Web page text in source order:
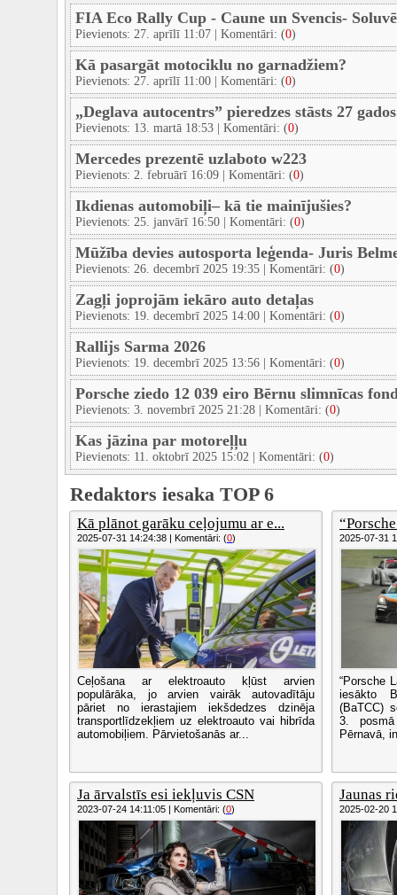
FIA Eco Rally Cup - Caune un Svencis-
Pievienots: 27. aprīlī 11:07 | Komentāri: (0)
Kā pasargāt motociklu no garnadžiem?
Pievienots: 27. aprīlī 11:00 | Komentāri: (0)
„Deglava autocentrs” pieredzes stāsts 27
Pievienots: 13. martā 18:53 | Komentāri: (0)
Mercedes prezentē uzlaboto w223
Pievienots: 2. februārī 16:09 | Komentāri: (0)
Ikdienas automobiļi– kā tie mainījušies?
Pievienots: 25. janvārī 16:50 | Komentāri: (0)
Mūžība devies autosporta leģenda- Juris
Pievienots: 26. decembrī 2025 19:35 | Komentāri: (0)
Zagļi joprojām iekāro auto detaļas
Pievienots: 19. decembrī 2025 14:00 | Komentāri: (0)
Rallijs Sarma 2026
Pievienots: 19. decembrī 2025 13:56 | Komentāri: (0)
Porsche ziedo 12 039 eiro Bērnu slimnīcas
Pievienots: 3. novembrī 2025 21:28 | Komentāri: (0)
Kas jāzina par motoreļļu
Pievienots: 11. oktobrī 2025 15:02 | Komentāri: (0)
Redaktors iesaka TOP 6
Kā plānot garāku ceļojumu ar e...
2025-07-31 14:24:38 | Komentāri: (0)
Ceļošana ar elektroauto kļūst arvien
populārāka, jo arvien vairāk autovadītāju
pāriet no ierastajiem iekšdedzes dzinēja
transportlīdzekļiem uz elektroauto vai hibrīda
automobiļiem. Pārvietošanās ar...
2025-07-31
“Porsche
iesākto
(BaTCC)
3. posmā
Pērnavā,
Ja ārvalstīs esi iekļuvis CSN
2023-07-24 14:11:05 | Komentāri: (0)
Jaunas
2025-02-20